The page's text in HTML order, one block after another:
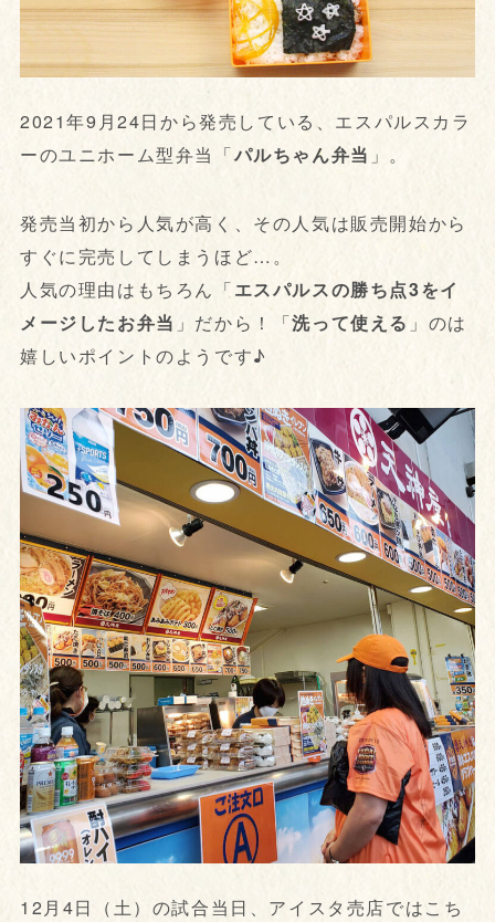
2021年9月24日から発売している、エスパルスカラ
ーのユニホーム型弁当「パルちゃん弁当 」。
発売当初から人気が高く、その人気は販売開始から
すぐに完売してしまうほど…。
人気の理由はもちろん「エスパルスの勝ち点3をイ
メージしたお弁当 」だから！「洗って使える 」のは
嬉しいポイントのようです♪
12月4日（土）の試合当日、アイスタ売店ではこち